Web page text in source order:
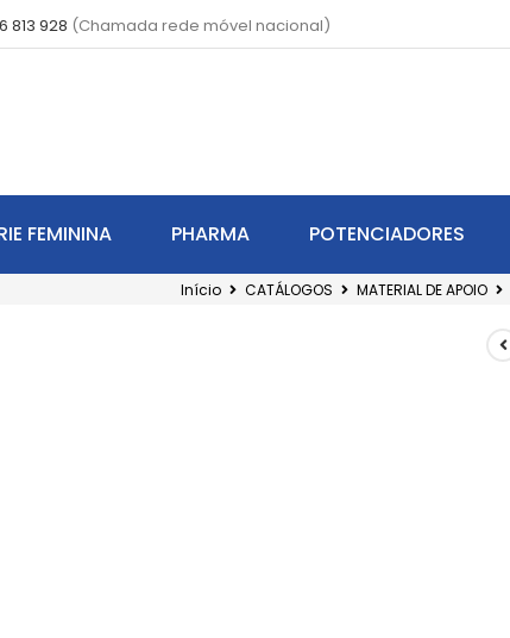
813 928 (Chamada rede móvel nacional)
FEMININA PHARMA POTENCIADORES
Início CATÁLOGOS MATERIAL DE APOIO